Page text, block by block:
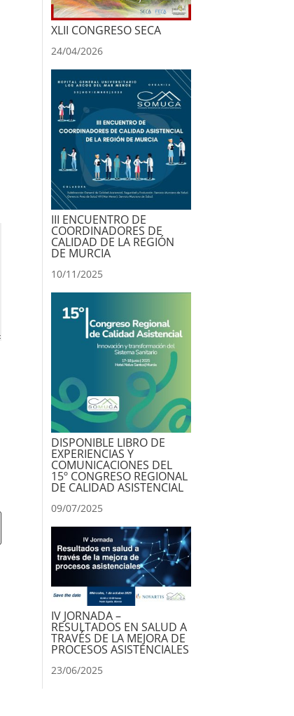
XLII CONGRESO SECA
24/04/2026
III ENCUENTRO DE
COORDINADORES DE
CALIDAD DE LA REGIÓN
DE MURCIA
10/11/2025
DISPONIBLE LIBRO DE
EXPERIENCIAS Y
COMUNICACIONES DEL
15º CONGRESO REGIONAL
DE CALIDAD ASISTENCIAL
09/07/2025
IV JORNADA –
RESULTADOS EN SALUD A
TRAVÉS DE LA MEJORA DE
PROCESOS ASISTENCIALES
23/06/2025